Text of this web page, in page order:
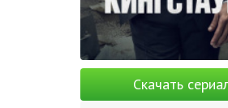
Скачать